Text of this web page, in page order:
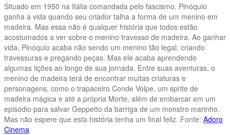
Situado em 1950 na Itália comandada pelo fascismo, Pinóquio
ganha a vida quando seu criador talha a forma de um menino em
madeira. Mas essa não é qualquer história que todos estão
acostumados a ver sobre o menino travesso de madeira. Ao ganhar
vida, Pinóquio acaba não sendo um menino tão legal, criando
travessuras e pregando peças. Mas ele acaba aprendendo
algumas lições ao longo de sua jornada. Entre suas aventuras, o
menino de madeira terá de encontrar muitas criaturas e
personagens, como o trapaceiro Conde Volpe, um sprite de
madeira mágica e até a própria Morte, além de embarcar em um
episódio para salvar Geppetto da barriga de um monstro marinho.
Mas não espere que esta história tenha um final feliz. Fonte: Adoro
Cinema